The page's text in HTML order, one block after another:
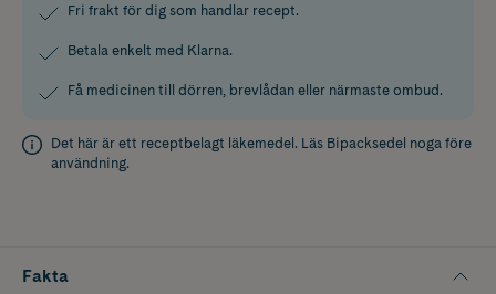
Fri frakt för dig som handlar recept.
Betala enkelt med Klarna.
Få medicinen till dörren, brevlådan eller närmaste ombud.
Det här är ett receptbelagt läkemedel. Läs Bipacksedel noga före
användning.
Fakta